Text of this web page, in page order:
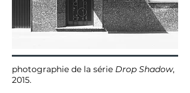
photographie de la série Drop Shadow,
2015.